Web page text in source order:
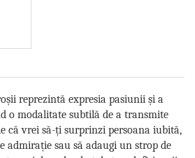
reprezintă expresia pasiunii și a
o modalitate subtilă de a transmite
că vrei să-ți surprinzi persoana iubită,
admirație sau să adaugi un strop de